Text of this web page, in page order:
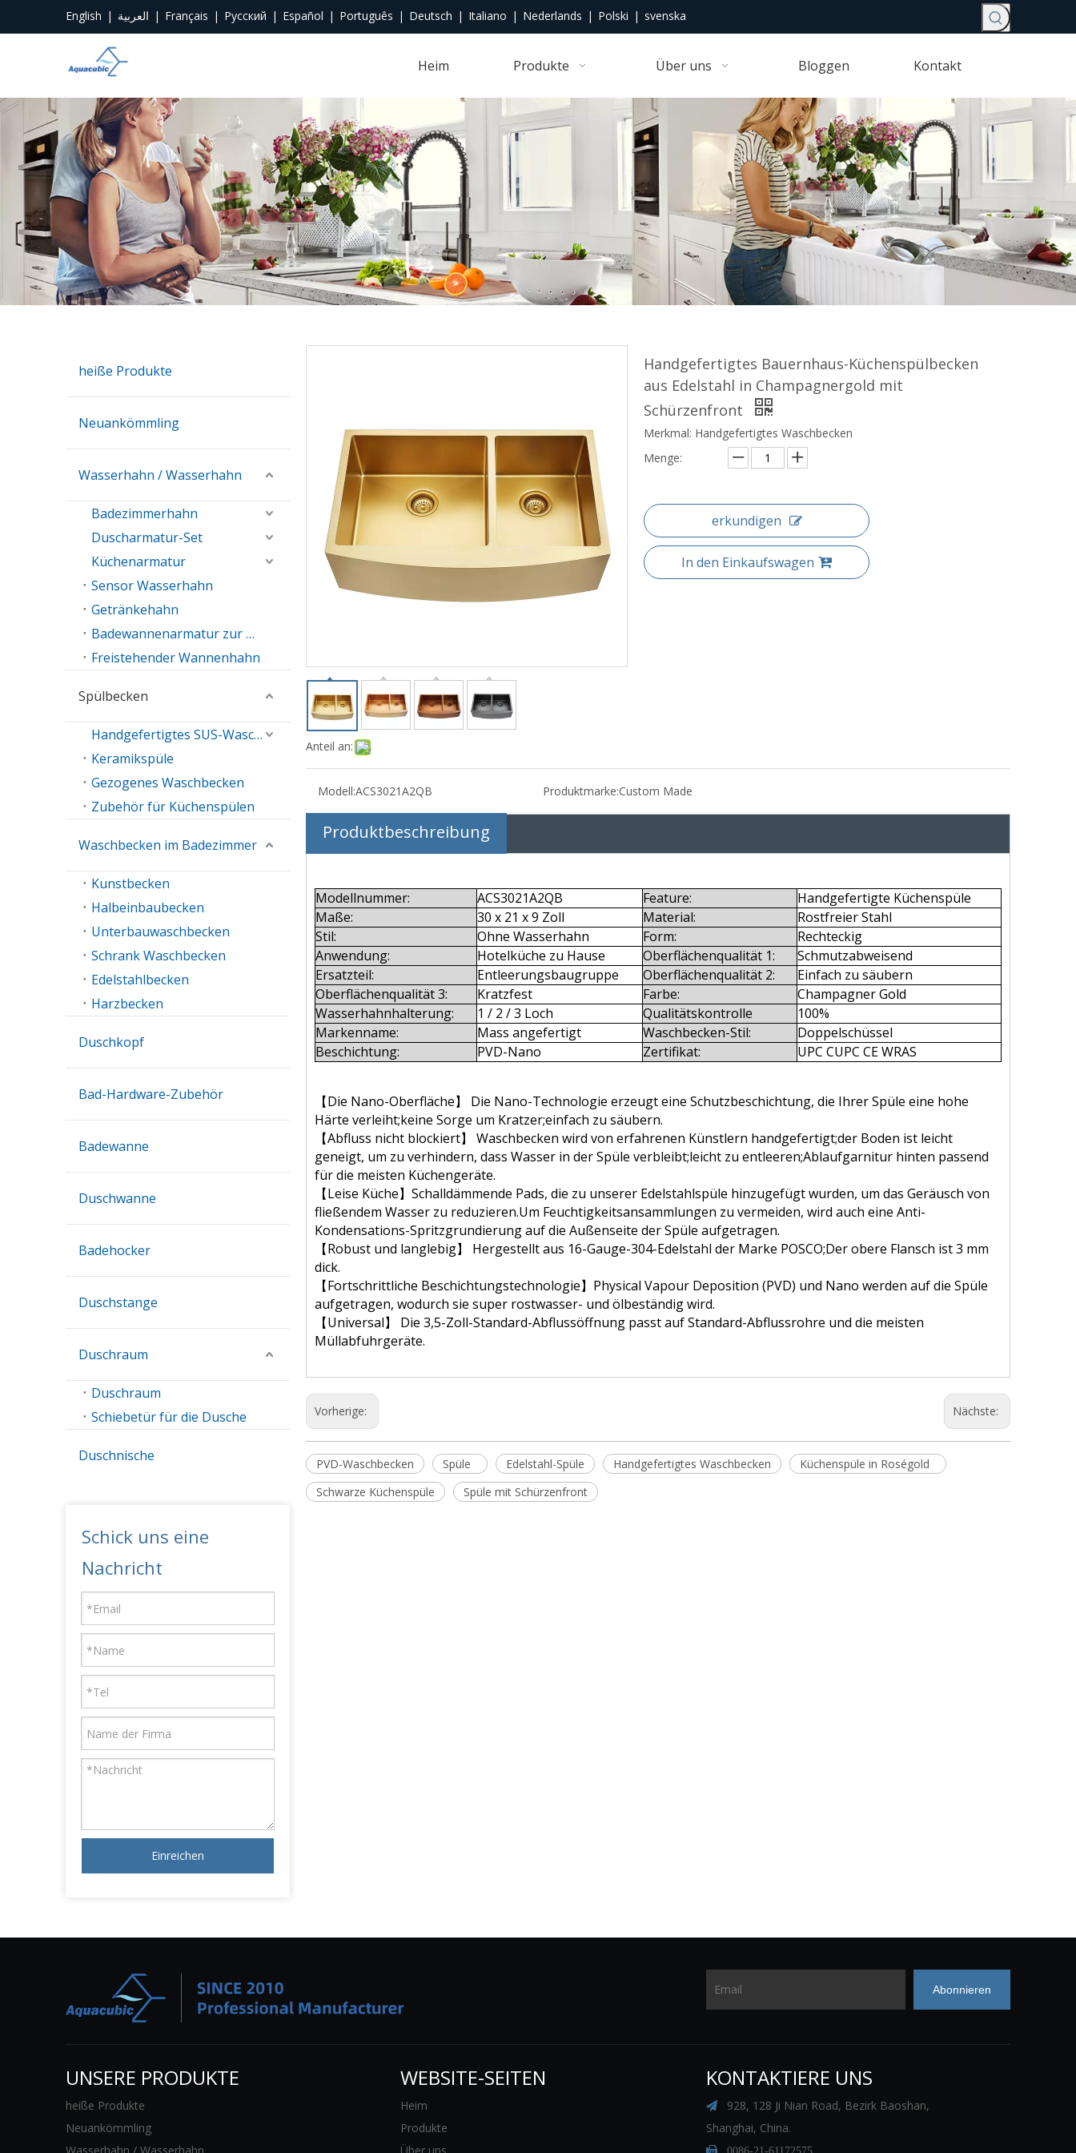
English | العربية | Français | Pусский | Español | Português | Deutsch | Italiano | Nederlands | Polski | svenska
Heim Produkte Über uns Bloggen Kontakt
heiße Produkte
Neuankömmling
Wasserhahn / Wasserhahn
Badezimmerhahn
Duscharmatur-Set
Küchenarmatur
Sensor Wasserhahn
Getränkehahn
Badewannenarmatur zur Wandmontage
Freistehender Wannenhahn
Spülbecken
Handgefertigtes SUS-Waschbecken
Keramikspüle
Gezogenes Waschbecken
Zubehör für Küchenspülen
Waschbecken im Badezimmer
Kunstbecken
Halbeinbaubecken
Unterbauwaschbecken
Schrank Waschbecken
Edelstahlbecken
Harzbecken
Duschkopf
Bad-Hardware-Zubehör
Badewanne
Duschwanne
Badehocker
Duschstange
Duschraum
Duschraum
Schiebetür für die Dusche
Duschnische
Schick uns eine
Nachricht
Einreichen
Anteil an:
Handgefertigtes Bauernhaus-Küchenspülbecken
aus Edelstahl in Champagnergold mit
Schürzenfront
Merkmal: Handgefertigtes Waschbecken
Menge:
erkundigen
In den Einkaufswagen
Modell:ACS3021A2QB Produktmarke:Custom Made
Produktbeschreibung
Modellnummer: ACS3021A2QB Feature:
Handgefertigte Küchenspüle
Maße:
30 x 21 x 9 Zoll Material:
Rostfreier Stahl
Stil:
Ohne Wasserhahn Form:
Rechteckig
Anwendung:
Hotelküche zu Hause Oberflächenqualität 1:
Schmutzabweisend
Ersatzteil:
Entleerungsbaugruppe Oberflächenqualität 2:
Einfach zu säubern
Oberflächenqualität 3:
Kratzfest Farbe:
Champagner Gold
Wasserhahnhalterung:
1 / 2 / 3 Loch Qualitätskontrolle
100%
Markenname:
Mass angefertigt Waschbecken-Stil:
Doppelschüssel
Beschichtung:
PVD-Nano Zertifikat: UPC CUPC CE WRAS
【Die Nano-Oberfläche】 Die Nano-Technologie erzeugt eine Schutzbeschichtung, die Ihrer Spüle eine hohe
Härte verleiht;keine Sorge um Kratzer;einfach zu säubern.
【Abfluss nicht blockiert】 Waschbecken wird von erfahrenen Künstlern handgefertigt;der Boden ist leicht
geneigt, um zu verhindern, dass Wasser in der Spüle verbleibt;leicht zu entleeren;Ablaufgarnitur hinten passend
für die meisten Küchengeräte.
【Leise Küche】Schalldämmende Pads, die zu unserer Edelstahlspüle hinzugefügt wurden, um das Geräusch von
fließendem Wasser zu reduzieren.Um Feuchtigkeitsansammlungen zu vermeiden, wird auch eine Anti-
Kondensations-Spritzgrundierung auf die Außenseite der Spüle aufgetragen.
【Robust und langlebig】 Hergestellt aus 16-Gauge-304-Edelstahl der Marke POSCO;Der obere Flansch ist 3 mm
dick.
【Fortschrittliche Beschichtungstechnologie】Physical Vapour Deposition (PVD) und Nano werden auf die Spüle
aufgetragen, wodurch sie super rostwasser- und ölbeständig wird.
【Universal】 Die 3,5-Zoll-Standard-Abflussöffnung passt auf Standard-Abflussrohre und die meisten
Müllabfuhrgeräte.
Vorherige: Nächste:
PVD-Waschbecken Spüle Edelstahl-Spüle Handgefertigtes Waschbecken
Küchenspüle in Roségold
Schwarze Küchenspüle
Spüle mit Schürzenfront
Abonnieren
UNSERE PRODUKTE
heiße Produkte
Neuankömmling
WEBSITE-SEITEN
Heim
Produkte
KONTAKTIERE UNS

928, 128 Ji Nian Road, Bezirk Baoshan,
Shanghai, China.
 0086-21-61172575